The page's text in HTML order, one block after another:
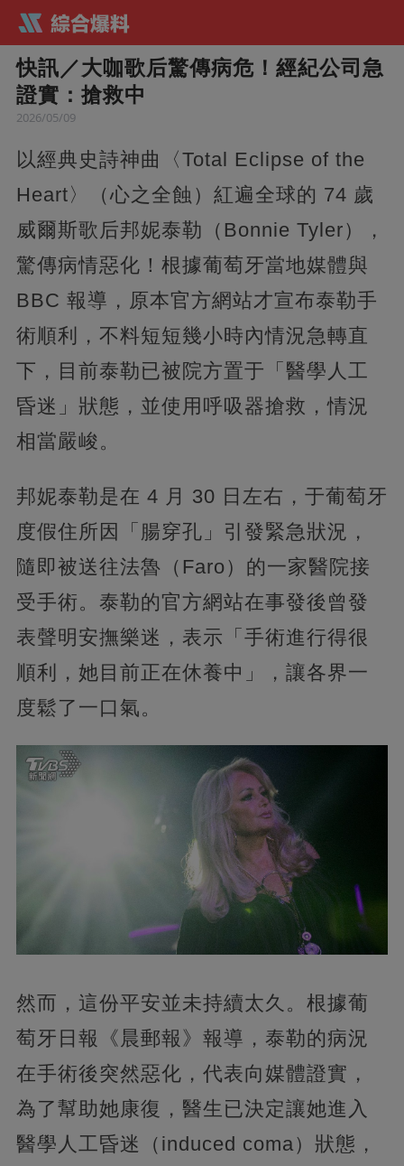
快訊／大咖歌后驚傳病危！經紀公司急
證實：搶救中
2026/05/09
以經典史詩神曲〈Total Eclipse of the
Heart〉（心之全蝕）紅遍全球的 74 歲
威爾斯歌后邦妮泰勒（Bonnie Tyler），
驚傳病情惡化！根據葡萄牙當地媒體與
BBC 報導，原本官方網站才宣布泰勒手
術順利，不料短短幾小時內情況急轉直
下，目前泰勒已被院方置于「醫學人工
昏迷」狀態，並使用呼吸器搶救，情況
相當嚴峻。
邦妮泰勒是在 4 月 30 日左右，于葡萄牙
度假住所因「腸穿孔」引發緊急狀況，
隨即被送往法魯（Faro）的一家醫院接
受手術。泰勒的官方網站在事發後曾發
表聲明安撫樂迷，表示「手術進行得很
順利，她目前正在休養中」，讓各界一
度鬆了一口氣。
然而，這份平安並未持續太久。根據葡
萄牙日報《晨郵報》報導，泰勒的病況
在手術後突然惡化，代表向媒體證實，
為了幫助她康復，醫生已決定讓她進入
醫學人工昏迷（induced coma）狀態，